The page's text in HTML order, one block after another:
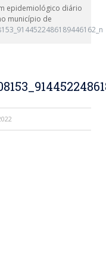
epidemiológico diário
município de